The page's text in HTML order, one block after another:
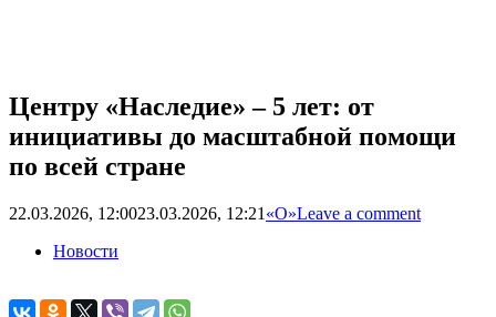
Центру «Наследие» – 5 лет: от
инициативы до масштабной помощи
по всей стране
22.03.2026, 12:0023.03.2026, 12:21 «О»Leave a comment
Новости